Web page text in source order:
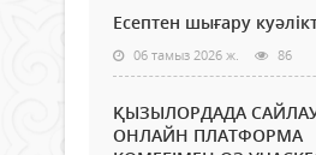
Есептен шығару
06 тамыз 2026 ж. 86
ҚЫЗЫЛОРДАДА
ОНЛАЙН ПЛАТФОРМА